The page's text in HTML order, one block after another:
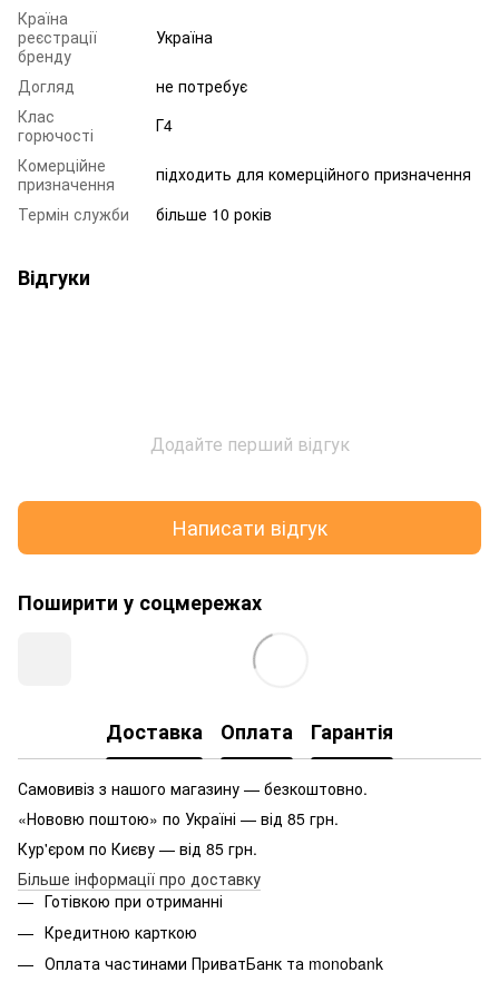
Країна
реєстрації
бренду
Україна
Догляд
не потребує
Клас
горючості
Г4
Комерційне
призначення
підходить для комерційного призначення
Термін служби
більше 10 років
Відгуки
Додайте перший відгук
Написати відгук
Поширити у соцмережах
Доставка Оплата Гарантія
Самовивіз з нашого магазину — безкоштовно.
«Нововю поштою» по Україні — від 85 грн.
Кур'єром по Києву — від 85 грн.
Більше інформації про доставку
Готівкою при отриманні
Кредитною карткою
Оплата частинами ПриватБанк та monobank